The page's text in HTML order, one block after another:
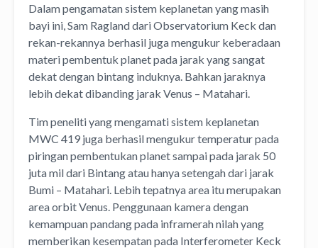
Dalam pengamatan sistem keplanetan yang masih
bayi ini, Sam Ragland dari Observatorium Keck dan
rekan-rekannya berhasil juga mengukur keberadaan
materi pembentuk planet pada jarak yang sangat
dekat dengan bintang induknya. Bahkan jaraknya
lebih dekat dibanding jarak Venus – Matahari.
Tim peneliti yang mengamati sistem keplanetan
MWC 419 juga berhasil mengukur temperatur pada
piringan pembentukan planet sampai pada jarak 50
juta mil dari Bintang atau hanya setengah dari jarak
Bumi – Matahari. Lebih tepatnya area itu merupakan
area orbit Venus. Penggunaan kamera dengan
kemampuan pandang pada inframerah nilah yang
memberikan kesempatan pada Interferometer Keck